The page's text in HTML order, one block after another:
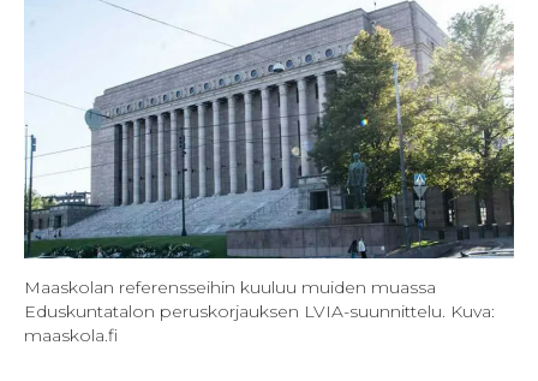
Maaskolan referensseihin kuuluu muiden muassa
Eduskuntatalon peruskorjauksen LVIA-suunnittelu. Kuva:
maaskola.fi